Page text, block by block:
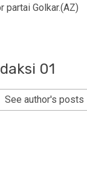
partai Golkar.(AZ)
01
See author's posts